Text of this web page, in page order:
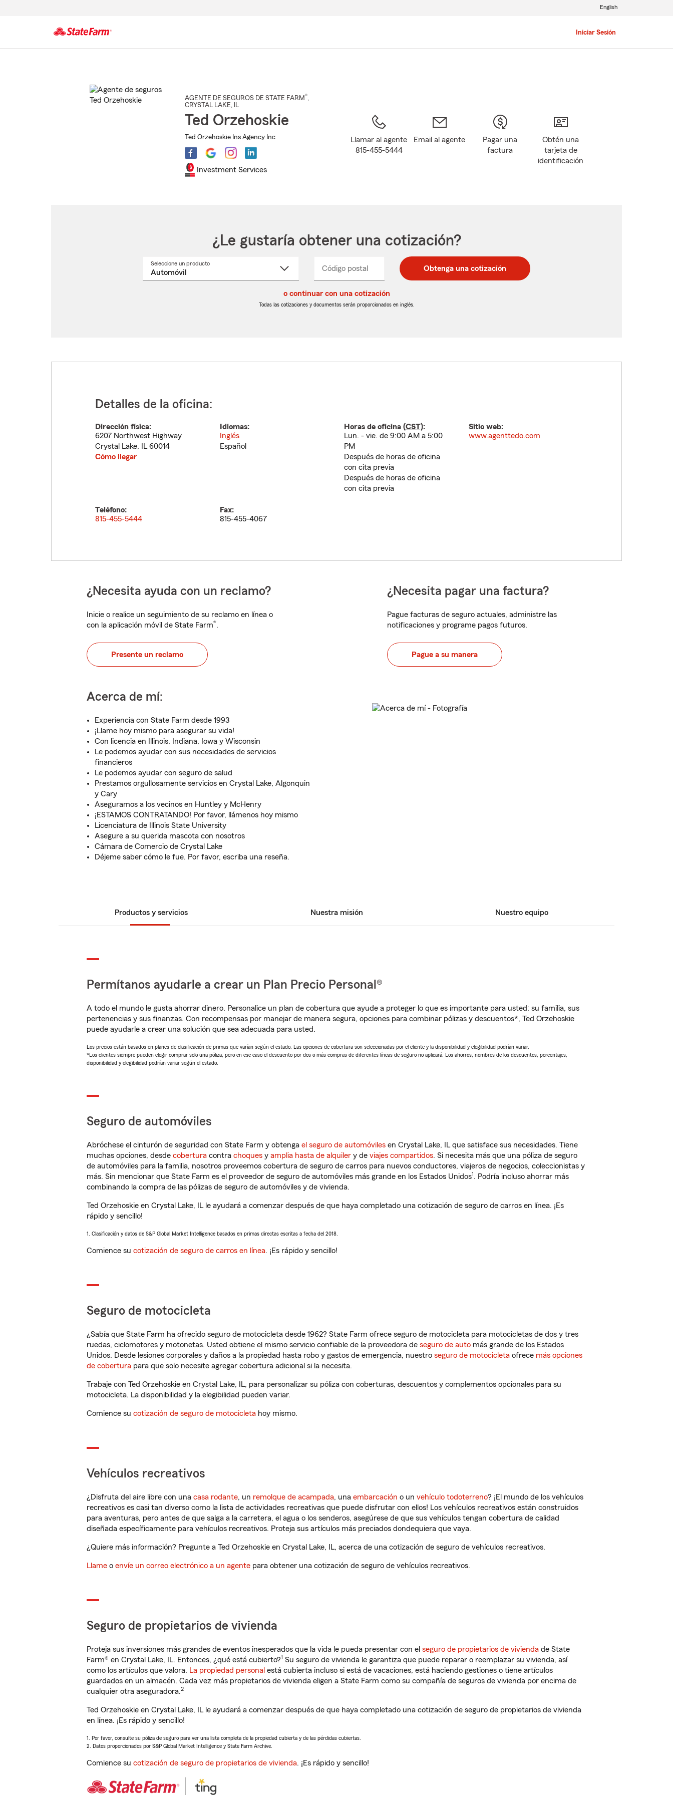
Iniciar Sesión
English
AGENTE DE SEGUROS DE STATE FARM®,
CRYSTAL LAKE, IL
Ted Orzehoskie
Ted Orzehoskie Ins Agency Inc
Investment Services
Llamar al agente
815-455-5444
Email al agente
Pagar una
factura
Obtén una
tarjeta de
identificación
¿Le gustaría obtener una cotización?
Seleccione un productoSeleccione
Código postal
postal
de
postal
de
_____ Obtenga una cotización
o continuar con una cotización
Todas las cotizaciones y documentos serán proporcionados en inglés.
Detalles de la oficina:
Dirección física:
6207 Northwest Highway
Crystal Lake, IL 60014
Cómo llegar
Idiomas:
Inglés
Español
Horas de oficina (CST):
Lun. - vie. de 9:00 AM a 5:00
PM
Después de horas de oficina
con cita previa
Después de horas de oficina
con cita previa
Sitio web:
www.agenttedo.com
Teléfono:
815-455-5444
Fax:
815-455-4067
¿Necesita ayuda con un reclamo?
Inicie o realice un seguimiento de su reclamo en línea o
con la aplicación móvil de State Farm®.
Presente un reclamo
¿Necesita pagar una factura?
Pague facturas de seguro actuales, administre las
notificaciones y programe pagos futuros.
Pague a su manera
Acerca de mí:
Experiencia con State Farm desde 1993
¡Llame hoy mismo para asegurar su vida!
Con licencia en Illinois, Indiana, Iowa y Wisconsin
Le podemos ayudar con sus necesidades de servicios
financieros
Le podemos ayudar con seguro de salud
Prestamos orgullosamente servicios en Crystal Lake, Algonquin
y Cary
Aseguramos a los vecinos en Huntley y McHenry
¡ESTAMOS CONTRATANDO! Por favor, llámenos hoy mismo
Licenciatura de Illinois State University
Asegure a su querida mascota con nosotros
Cámara de Comercio de Crystal Lake
Déjeme saber cómo le fue. Por favor, escriba una reseña.
Productos y servicios Nuestra misión Nuestro equipo
Permítanos ayudarle a crear un Plan Precio Personal®
A todo el mundo le gusta ahorrar dinero. Personalice un plan de cobertura que ayude a proteger lo que es importante para usted: su familia, sus
pertenencias y sus finanzas. Con recompensas por manejar de manera segura, opciones para combinar pólizas y descuentos*, Ted Orzehoskie
puede ayudarle a crear una solución que sea adecuada para usted.
Los precios están basados en planes de clasificación de primas que varían según el estado. Las opciones de cobertura son seleccionadas por el cliente y la disponibilidad y elegibilidad podrían variar.
*Los clientes siempre pueden elegir comprar solo una póliza, pero en ese caso el descuento por dos o más compras de diferentes líneas de seguro no aplicará. Los ahorros, nombres de los descuentos, porcentajes,
disponibilidad y elegibilidad podrían variar según el estado.
Seguro de automóviles
Abróchese el cinturón de seguridad con State Farm y obtenga el seguro de automóviles en Crystal Lake, IL que satisface sus necesidades. Tiene
muchas opciones, desde cobertura contra choques y amplia hasta de alquiler y de viajes compartidos. Si necesita más que una póliza de seguro
de automóviles para la familia, nosotros proveemos cobertura de seguro de carros para nuevos conductores, viajeros de negocios, coleccionistas y
más. Sin mencionar que State Farm es el proveedor de seguro de automóviles más grande en los Estados Unidos1. Podría incluso ahorrar más
combinando la compra de las pólizas de seguro de automóviles y de vivienda.
Ted Orzehoskie en Crystal Lake, IL le ayudará a comenzar después de que haya completado una cotización de seguro de carros en línea. ¡Es
rápido y sencillo!
1. Clasificación y datos de S&P Global Market Intelligence basados en primas directas escritas a fecha del 2018.
Comience su cotización de seguro de carros en línea. ¡Es rápido y sencillo!
Seguro de motocicleta
¿Sabía que State Farm ha ofrecido seguro de motocicleta desde 1962? State Farm ofrece seguro de motocicleta para motocicletas de dos y tres
ruedas, ciclomotores y motonetas. Usted obtiene el mismo servicio confiable de la proveedora de seguro de auto más grande de los Estados
Unidos. Desde lesiones corporales y daños a la propiedad hasta robo y gastos de emergencia, nuestro seguro de motocicleta ofrece más opciones
de cobertura para que solo necesite agregar cobertura adicional si la necesita.
Trabaje con Ted Orzehoskie en Crystal Lake, IL, para personalizar su póliza con coberturas, descuentos y complementos opcionales para su
motocicleta. La disponibilidad y la elegibilidad pueden variar.
Comience su cotización de seguro de motocicleta hoy mismo.
Vehículos recreativos
¿Disfruta del aire libre con una casa rodante, un remolque de acampada, una embarcación o un vehículo todoterreno? ¡El mundo de los vehículos
recreativos es casi tan diverso como la lista de actividades recreativas que puede disfrutar con ellos! Los vehículos recreativos están construidos
para aventuras, pero antes de que salga a la carretera, el agua o los senderos, asegúrese de que sus vehículos tengan cobertura de calidad
diseñada específicamente para vehículos recreativos. Proteja sus artículos más preciados dondequiera que vaya.
¿Quiere más información? Pregunte a Ted Orzehoskie en Crystal Lake, IL, acerca de una cotización de seguro de vehículos recreativos.
Llame o envíe un correo electrónico a un agente para obtener una cotización de seguro de vehículos recreativos.
Seguro de propietarios de vivienda
Proteja sus inversiones más grandes de eventos inesperados que la vida le pueda presentar con el seguro de propietarios de vivienda de State
Farm® en Crystal Lake, IL. Entonces, ¿qué está cubierto?1 Su seguro de vivienda le garantiza que puede reparar o reemplazar su vivienda, así
como los artículos que valora. La propiedad personal está cubierta incluso si está de vacaciones, está haciendo gestiones o tiene artículos
guardados en un almacén. Cada vez más propietarios de vivienda eligen a State Farm como su compañía de seguros de vivienda por encima de
cualquier otra aseguradora.2
Ted Orzehoskie en Crystal Lake, IL le ayudará a comenzar después de que haya completado una cotización de seguro de propietarios de vivienda
en línea. ¡Es rápido y sencillo!
1. Por favor, consulte su póliza de seguro para ver una lista completa de la propiedad cubierta y de las pérdidas cubiertas.
2. Datos proporcionados por S&P Global Market Intelligence y State Farm Archive.
Comience su cotización de seguro de propietarios de vivienda. ¡Es rápido y sencillo!